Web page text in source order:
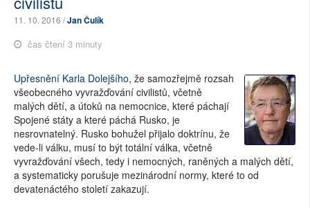
11. 10. 2016 /Jan Čulík
čas čtení 3 minuty
Upřesnění Karla Dolejšího, že samozřejmě rozsah
všeobecného vyvražďování civilistů, včetně
malých dětí, a útoků na nemocnice, které páchají
Spojené státy a které páchá Rusko, je
nesrovnatelný. Rusko bohužel přijalo doktrínu, že
vede-li válku, musí to být totální válka, včetně
vyvražďování všech, tedy i nemocných, raněných a malých dětí,
a systematicky porušuje mezinárodní normy, které to od
devatenáctého století zakazují.